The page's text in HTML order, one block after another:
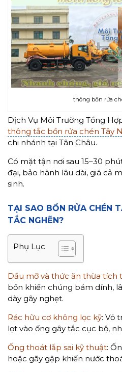
thông bồn rửa
Dịch Vụ Môi Trường Tổng
thông tắc bồn rửa chén Tây
chi nhánh tại Tân Châu.
Có mặt tận nơi sau 15–30
đại, bảo hành lâu dài, giá cả
sinh.
TẠI SAO BỒN RỬA CHÉN
TẮC NGHẼN?
Phụ Lục
Dầu mỡ và thức ăn thừa tích
bồn khiến chúng bám dính,
dày gây nghẹt.
Rác hữu cơ không lọc kỹ: Vỏ
lọt vào ống gây tắc cục bộ,
Ống thoát lắp sai kỹ thuật:
hoặc gãy gập khiến nước